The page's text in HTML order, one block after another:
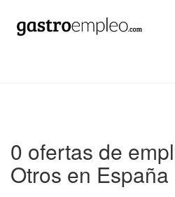
0 ofertas de
Otros en España